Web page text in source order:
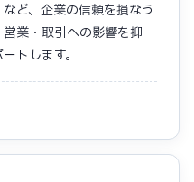
ど、企業の信頼を損なう
業・取引への影響を抑
トします。